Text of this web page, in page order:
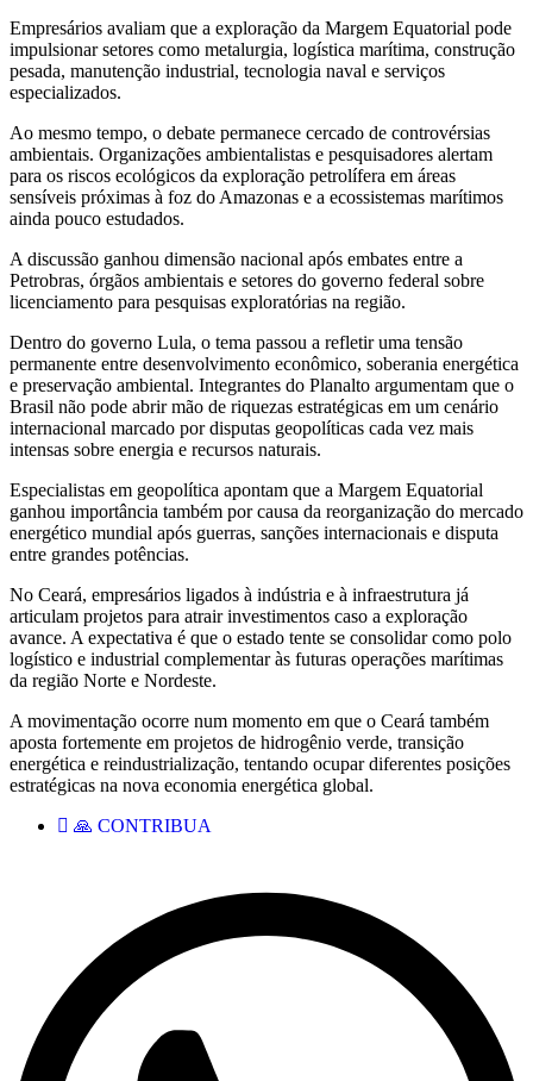
Empresários avaliam que a exploração da Margem Equatorial pode
impulsionar setores como metalurgia, logística marítima, construção
pesada, manutenção industrial, tecnologia naval e serviços
especializados.
Ao mesmo tempo, o debate permanece cercado de controvérsias
ambientais. Organizações ambientalistas e pesquisadores alertam
para os riscos ecológicos da exploração petrolífera em áreas
sensíveis próximas à foz do Amazonas e a ecossistemas marítimos
ainda pouco estudados.
A discussão ganhou dimensão nacional após embates entre a
Petrobras, órgãos ambientais e setores do governo federal sobre
licenciamento para pesquisas exploratórias na região.
Dentro do governo Lula, o tema passou a refletir uma tensão
permanente entre desenvolvimento econômico, soberania energética
e preservação ambiental. Integrantes do Planalto argumentam que o
Brasil não pode abrir mão de riquezas estratégicas em um cenário
internacional marcado por disputas geopolíticas cada vez mais
intensas sobre energia e recursos naturais.
Especialistas em geopolítica apontam que a Margem Equatorial
ganhou importância também por causa da reorganização do mercado
energético mundial após guerras, sanções internacionais e disputa
entre grandes potências.
No Ceará, empresários ligados à indústria e à infraestrutura já
articulam projetos para atrair investimentos caso a exploração
avance. A expectativa é que o estado tente se consolidar como polo
logístico e industrial complementar às futuras operações marítimas
da região Norte e Nordeste.
A movimentação ocorre num momento em que o Ceará também
aposta fortemente em projetos de hidrogênio verde, transição
energética e reindustrialização, tentando ocupar diferentes posições
estratégicas na nova economia energética global.
🙏 CONTRIBUA